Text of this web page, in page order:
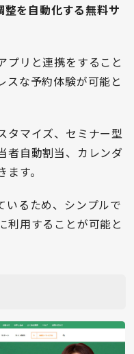
整を自動化する無料サ
プリと連携をすること
スな予約体験が可能と
タマイズ、セミナー型
者自動割当、カレンダ
す。
いるため、シンプルで
利用することが可能と